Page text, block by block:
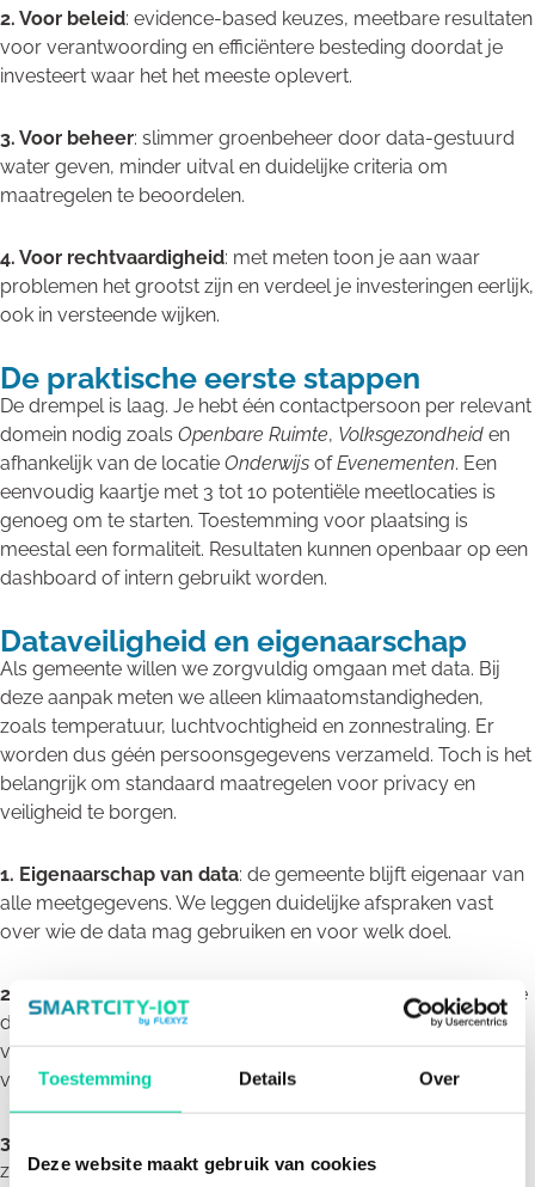
Toestemming Details Over
Deze website maakt gebruik van cookies
2. Voor beleid: evidence-based keuzes, meetbare resultaten
voor verantwoording en efficiëntere besteding doordat je
investeert waar het het meeste oplevert.
3. Voor beheer: slimmer groenbeheer door data-gestuurd
water geven, minder uitval en duidelijke criteria om
maatregelen te beoordelen.
4. Voor rechtvaardigheid: met meten toon je aan waar
problemen het grootst zijn en verdeel je investeringen eerlijk,
ook in versteende wijken.
De praktische eerste stappen
De drempel is laag. Je hebt één contactpersoon per relevant
domein nodig zoals Openbare Ruimte, Volksgezondheid en
afhankelijk van de locatie Onderwijs ofEvenementen. Een
eenvoudig kaartje met 3 tot 10 potentiële meetlocaties is
genoeg om te starten. Toestemming voor plaatsing is
meestal een formaliteit. Resultaten kunnen openbaar op een
dashboard of intern gebruikt worden.
Dataveiligheid en eigenaarschap
Als gemeente willen we zorgvuldig omgaan met data. Bij
deze aanpak meten we alleen klimaatomstandigheden,
zoals temperatuur, luchtvochtigheid en zonnestraling. Er
worden dus géén persoonsgegevens verzameld. Toch is het
belangrijk om standaard maatregelen voor privacy en
veiligheid te borgen.
1. Eigenaarschap van data: de gemeente blijft eigenaar van
alle meetgegevens. We leggen duidelijke afspraken vast
over wie de data mag gebruiken en voor welk doel.
2. Verwerkersovereenkomst
: wanneer een externe partij de
data verwerkt of host, wordt dit vastgelegd in een
verwerkersovereenkomst zodat taken en
verantwoordelijkheden helder zijn.
3. DPIA-check
zijn de privacyrisico’s minimaal. Maak je de data openbaar